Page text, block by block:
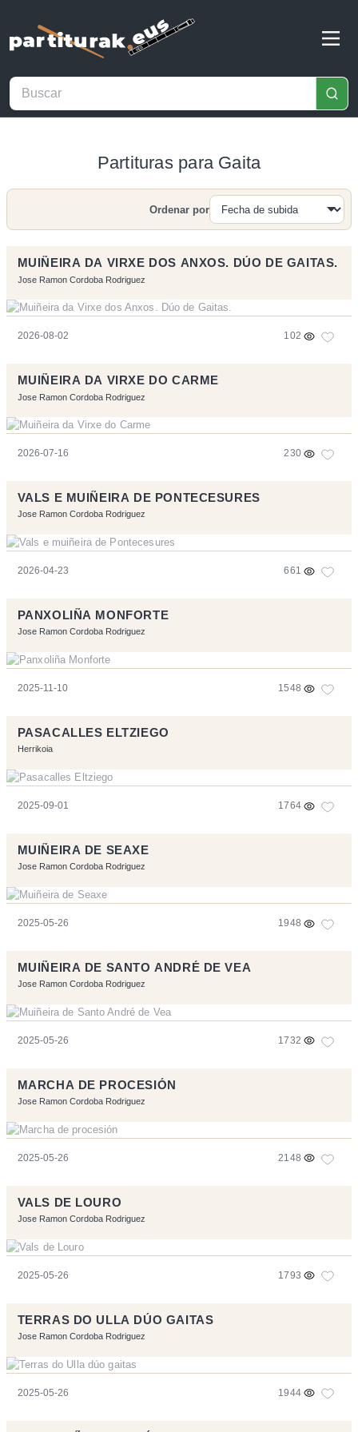
Partituras para Gaita
Buscar
Ordenar por
MUIÑEIRA DA VIRXE DOS ANXOS. DÚO DE GAITAS.
Jose Ramon Cordoba Rodriguez
2026-08-02 102
MUIÑEIRA DA VIRXE DO CARME
Jose Ramon Cordoba Rodriguez
2026-07-16 230
VALS E MUIÑEIRA DE PONTECESURES
Jose Ramon Cordoba Rodriguez
2026-04-23 661
PANXOLIÑA MONFORTE
Jose Ramon Cordoba Rodriguez
2025-11-10 1548
PASACALLES ELTZIEGO
Herrikoia
2025-09-01 1764
MUIÑEIRA DE SEAXE
Jose Ramon Cordoba Rodriguez
2025-05-26 1948
MUIÑEIRA DE SANTO ANDRÉ DE VEA
Jose Ramon Cordoba Rodriguez
2025-05-26 1732
MARCHA DE PROCESIÓN
Jose Ramon Cordoba Rodriguez
2025-05-26 2148
VALS DE LOURO
Jose Ramon Cordoba Rodriguez
2025-05-26 1793
TERRAS DO ULLA DÚO GAITAS
Jose Ramon Cordoba Rodriguez
2025-05-26 1944